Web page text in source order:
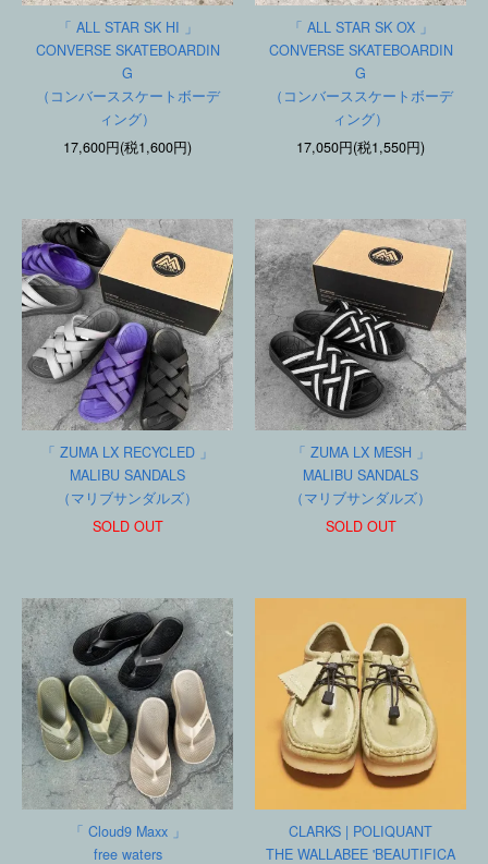
「 ALL STAR SK HI 」
CONVERSE SKATEBOARDIN
G
（コンバーススケートボーデ
ィング）
17,600円(税1,600円)
「 ALL STAR SK OX 」
CONVERSE SKATEBOARDIN
G
（コンバーススケートボーデ
ィング）
17,050円(税1,550円)
「 ZUMA LX RECYCLED 」
MALIBU SANDALS
（マリブサンダルズ）
SOLD OUT
「 ZUMA LX MESH 」
MALIBU SANDALS
（マリブサンダルズ）
SOLD OUT
「 Cloud9 Maxx 」
free waters
CLARKS | POLIQUANT
THE WALLABEE 'BEAUTIFICA